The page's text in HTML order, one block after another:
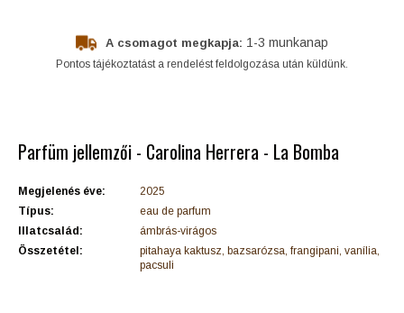
A csomagot megkapja: 1-3 munkanap
Pontos tájékoztatást a rendelést feldolgozása után küldünk.
Parfüm jellemzői - Carolina Herrera - La Bomba
Megjelenés éve:
2025
Típus:
eau de parfum
Illatcsalád:
ámbrás-virágos
Összetétel:
pitahaya kaktusz, bazsarózsa, frangipani, vanília,
pacsuli